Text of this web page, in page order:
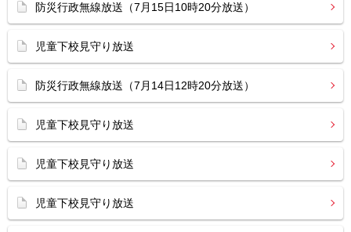
防災行政無線放送（7月15日10時20分放送）
児童下校見守り放送
防災行政無線放送（7月14日12時20分放送）
児童下校見守り放送
児童下校見守り放送
児童下校見守り放送